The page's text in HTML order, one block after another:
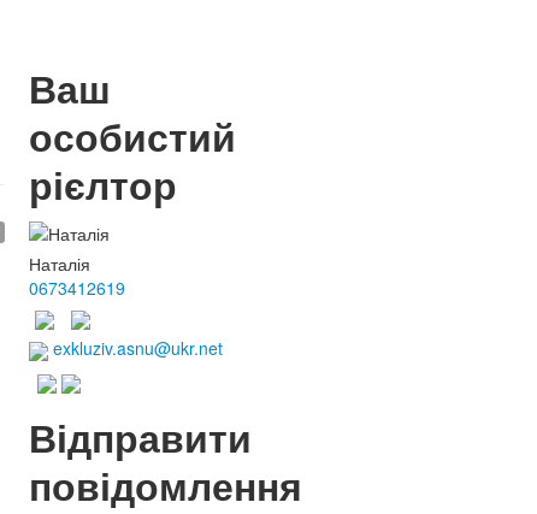
Ваш
особистий
рієлтор
Наталія
0673412619
exkluziv.asnu@ukr.net
Відправити
повідомлення